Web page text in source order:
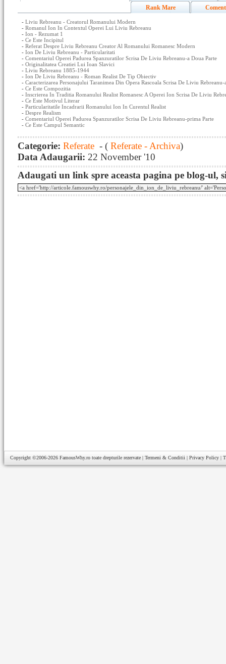
Rank Mare
- Liviu Rebreanu - Creatorul Romanului Modern
- Romanul Ion In Contextul Operei Lui Liviu Rebreanu
- Ion - Rezumat 1
- Ce Este Incipitul
- Referat Despre Liviu Rebreanu Creator Al Romanului Romanesc Modern
- Ion De Liviu Rebreanu - Particularitati
- Comentariul Operei Padurea Spanzuratilor Scrisa De Liviu Rebreanu-a Doua Parte
- Originalitatea Creatiei Lui Ioan Slavici
- Liviu Rebreanu 1885-1944
- Ion De Liviu Rebreanu - Roman Realist De Tip Obiectiv
- Caracterizarea Personajului Taranimea Din Opera Rascoala Scrisa De Liviu Rebreanu-
- Ce Este Compozitia
- Inscrierea In Traditia Romanului Realist Romanesc A Operei Ion Scrisa De Liviu
- Ce Este Motivul Literar
- Particularitatile Incadrarii Romanului Ion In Curentul Realist
- Despre Realism
- Comentariul Operei Padurea Spanzuratilor Scrisa De Liviu Rebreanu-prima Parte
- Ce Este Campul Semantic
Categorie: Referate - ( Referate - Archiva)
Data Adaugarii: 22 November '10
Adaugati un link spre aceasta pagina pe blog-ul,
Copyright ©2006-2026 FamousWhy.ro toate drepturile rezervate | Termeni & Conditii | Privacy Policy |